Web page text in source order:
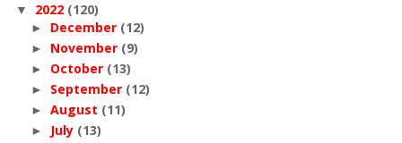
▼ 2022 (120)
► December (12)
► November (9)
► October (13)
► September (12)
► August (11)
► July (13)